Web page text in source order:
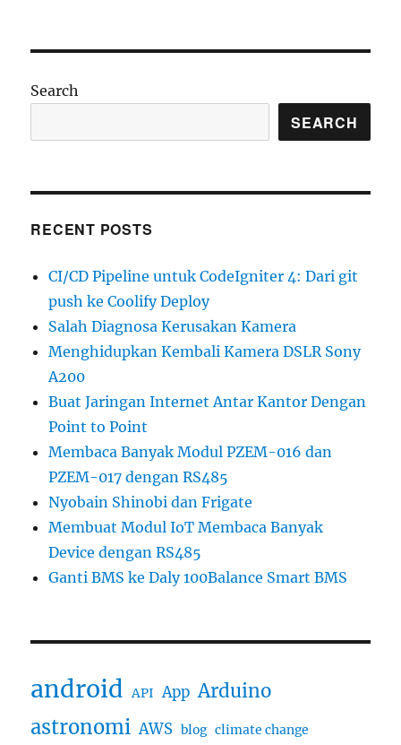
Man
dan
Astronomy
Search
SEARCH
RECENT POSTS
CI/CD Pipeline untuk CodeIgniter 4: Dari git
push ke Coolify Deploy
Salah Diagnosa Kerusakan Kamera
Menghidupkan Kembali Kamera DSLR Sony
A200
Buat Jaringan Internet Antar Kantor Dengan
Point to Point
Membaca Banyak Modul PZEM-016 dan
PZEM-017 dengan RS485
Nyobain Shinobi dan Frigate
Membuat Modul IoT Membaca Banyak
Device dengan RS485
Ganti BMS ke Daly 100Balance Smart BMS
android API App Arduino
astronomi AWS blog climate change